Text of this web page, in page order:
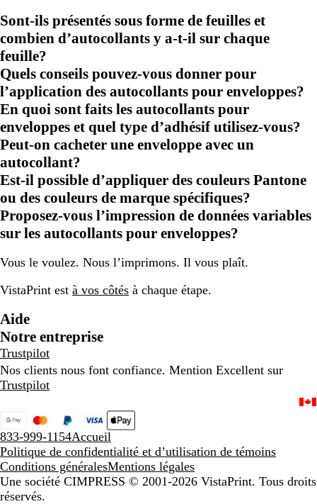
Sont-ils présentés sous forme de feuilles et
combien d’autocollants y a-t-il sur chaque
feuille?
Quels conseils pouvez-vous donner pour
l’application des autocollants pour enveloppes?
En quoi sont faits les autocollants pour
enveloppes et quel type d’adhésif utilisez-vous?
Peut-on cacheter une enveloppe avec un
autocollant?
Est-il possible d’appliquer des couleurs Pantone
ou des couleurs de marque spécifiques?
Proposez-vous l’impression de données variables
sur les autocollants pour enveloppes?
Vous le voulez. Nous l’imprimons. Il vous plaît.
VistaPrint est à vos côtés à chaque étape.
Aide
Notre entreprise
Trustpilot
Nos clients nous font confiance. Mention Excellent sur
Trustpilot
833-999-1154Accueil
Politique de confidentialité et d’utilisation de témoins
Conditions généralesMentions légales
Une société CIMPRESS © 2001-2026 VistaPrint. Tous droits
réservés.